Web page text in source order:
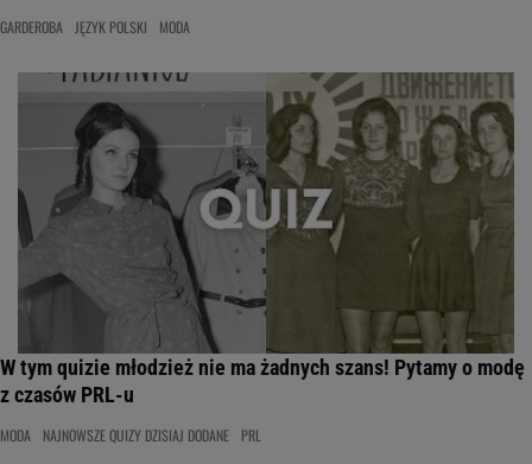
GARDEROBA JĘZYK POLSKI MODA
W tym quizie młodzież nie ma żadnych szans! Pytamy o modę
z czasów PRL-u
MODA NAJNOWSZE QUIZY DZISIAJ DODANE PRL